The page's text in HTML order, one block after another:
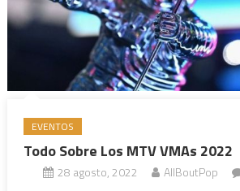
EVENTOS
Todo Sobre Los MTV VMAs 2022
28 agosto, 2022 AllBoutPop